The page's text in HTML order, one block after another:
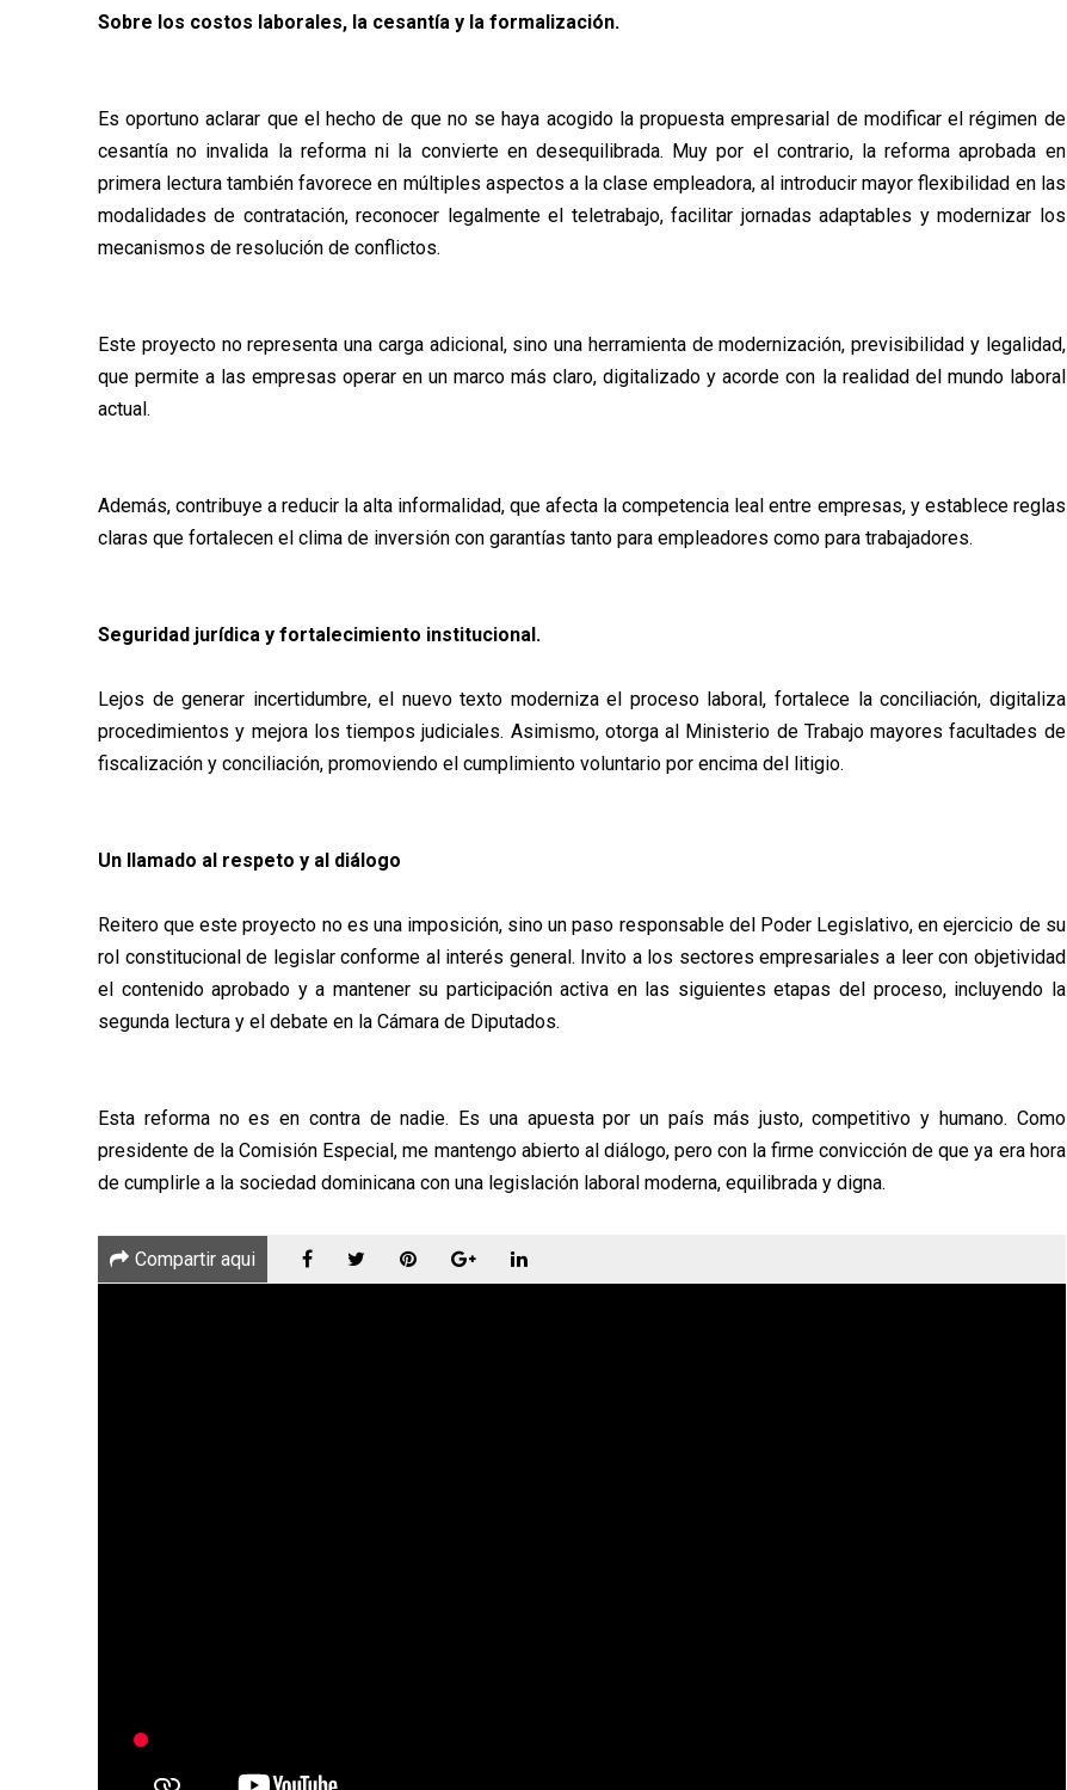
Sobre los costos laborales, la cesantía y la formalización.
Es oportuno aclarar que el hecho de que no se haya acogido la propuesta empresarial de modificar el régimen de
cesantía no invalida la reforma ni la convierte en desequilibrada. Muy por el contrario, la reforma aprobada en
primera lectura también favorece en múltiples aspectos a la clase empleadora, al introducir mayor flexibilidad en las
modalidades de contratación, reconocer legalmente el teletrabajo, facilitar jornadas adaptables y modernizar los
mecanismos de resolución de conflictos.
Este proyecto no representa una carga adicional, sino una herramienta de modernización, previsibilidad y legalidad,
que permite a las empresas operar en un marco más claro, digitalizado y acorde con la realidad del mundo laboral
actual.
Además, contribuye a reducir la alta informalidad, que afecta la competencia leal entre empresas, y establece reglas
claras que fortalecen el clima de inversión con garantías tanto para empleadores como para trabajadores.
Seguridad jurídica y fortalecimiento institucional.
Lejos de generar incertidumbre, el nuevo texto moderniza el proceso laboral, fortalece la conciliación, digitaliza
procedimientos y mejora los tiempos judiciales. Asimismo, otorga al Ministerio de Trabajo mayores facultades de
fiscalización y conciliación, promoviendo el cumplimiento voluntario por encima del litigio.
Un llamado al respeto y al diálogo
Reitero que este proyecto no es una imposición, sino un paso responsable del Poder Legislativo, en ejercicio de su
rol constitucional de legislar conforme al interés general. Invito a los sectores empresariales a leer con objetividad
el contenido aprobado y a mantener su participación activa en las siguientes etapas del proceso, incluyendo la
segunda lectura y el debate en la Cámara de Diputados.
Esta reforma no es en contra de nadie. Es una apuesta por un país más justo, competitivo y humano. Como
presidente de la Comisión Especial, me mantengo abierto al diálogo, pero con la firme convicción de que ya era hora
de cumplirle a la sociedad dominicana con una legislación laboral moderna, equilibrada y digna.
Compartir aqui